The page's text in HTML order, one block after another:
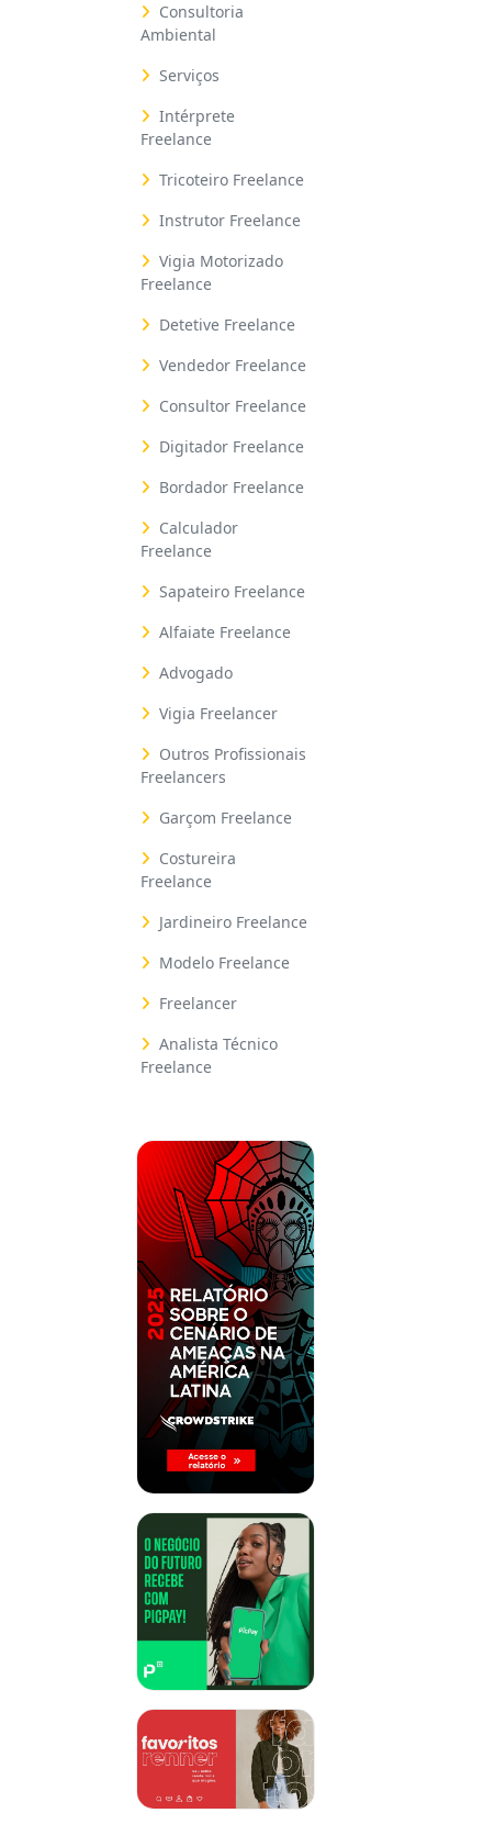
Consultoria
Ambiental
Serviços
Intérprete
Freelance
Tricoteiro Freelance
Instrutor Freelance
Vigia Motorizado
Freelance
Detetive Freelance
Vendedor Freelance
Consultor Freelance
Digitador Freelance
Bordador Freelance
Calculador
Freelance
Sapateiro Freelance
Alfaiate Freelance
Advogado
Vigia Freelancer
Outros Profissionais
Freelancers
Garçom Freelance
Costureira
Freelance
Jardineiro Freelance
Modelo Freelance
Freelancer
Analista Técnico
Freelance